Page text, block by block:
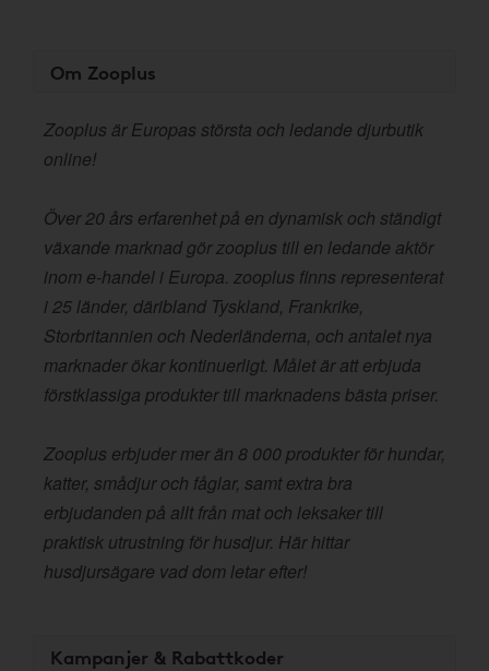
Om Zooplus
Zooplus är Europas största och ledande djurbutik
online!
Över 20 års erfarenhet på en dynamisk och ständigt
växande marknad gör zooplus till en ledande aktör
inom e-handel i Europa. zooplus finns representerat
i 25 länder, däribland Tyskland, Frankrike,
Storbritannien och Nederländerna, och antalet nya
marknader ökar kontinuerligt. Målet är att erbjuda
förstklassiga produkter till marknadens bästa priser.
Zooplus erbjuder mer än 8 000 produkter för hundar,
katter, smådjur och fåglar, samt extra bra
erbjudanden på allt från mat och leksaker till
praktisk utrustning för husdjur. Här hittar
husdjursägare vad dom letar efter!
Kampanjer & Rabattkoder